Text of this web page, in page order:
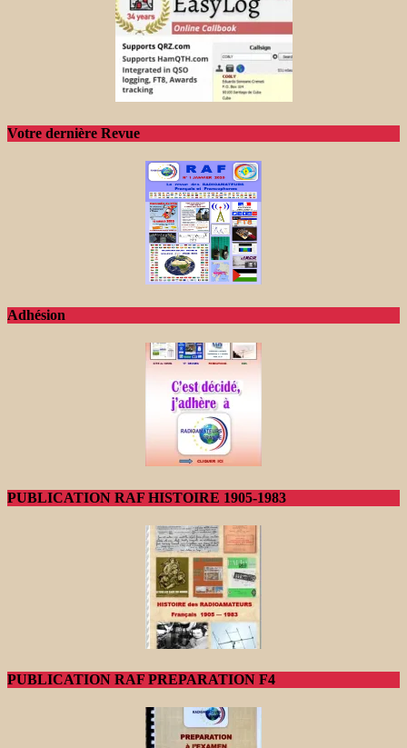
Votre dernière Revue
Adhésion
PUBLICATION RAF HISTOIRE 1905-1983
PUBLICATION RAF PREPARATION F4